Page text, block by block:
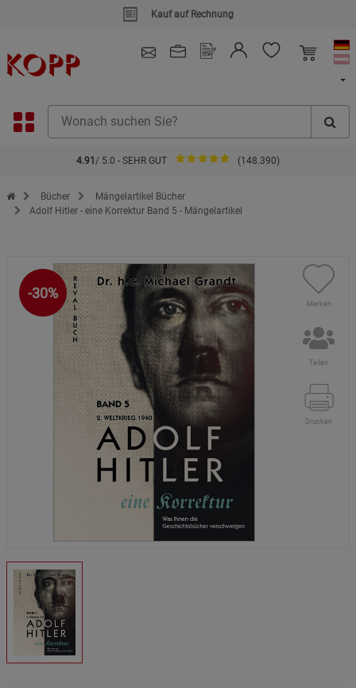
Kauf auf Rechnung
4.91 / 5.0 - SEHR GUT (148.390)
Zur Startseite des Kopp Verlag Online-Shop
Bücher
Mängelartikel Bücher
Adolf Hitler - eine Korrektur Band 5 - Mängelartikel
-30%
Merken
Teilen
Drucken